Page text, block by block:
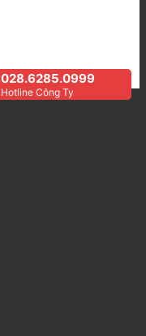
028.6285.0999
Hotline Công Ty